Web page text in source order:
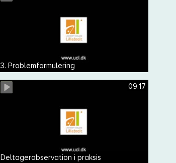
3. Problemformulering
09:17
Deltagerobservation i praksis